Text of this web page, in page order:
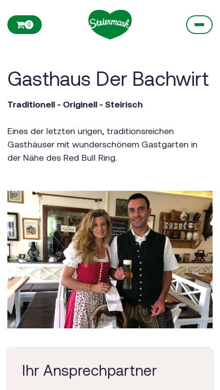
0
Gasthaus Der Bachwirt
Traditionell - Originell - Steirisch
Eines der letzten urigen, traditionsreichen
Gasthäuser mit wunderschönem Gastgarten in
der Nähe des Red Bull Ring.
Ihr Ansprechpartner